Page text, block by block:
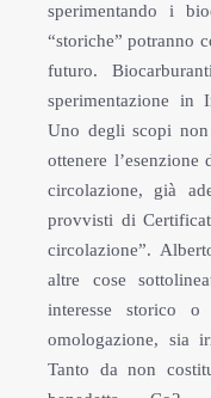
sperimentando i
“storiche” potranno
futuro.
sperimentazione in
Uno degli scopi
ottenere
circolazione, già
provvisti di
circolazione”.
altre cose
interesse storico
omologazione, sia
Tanto da non